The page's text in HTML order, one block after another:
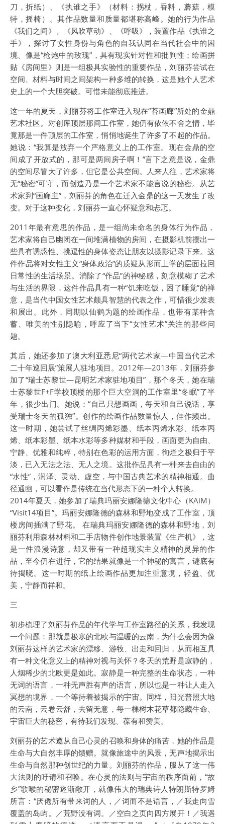
刀，折纸）、《执谁之手》（材料：拐杖，香料，蘑菇，模
特，摇椅）。其作品数量和质量都堪称高峰。她的行为作品
《我们之间》、《风吹草动》、《呼吸》，装置作品《执谁之
手》，探讨了女性身份与角色的自我认同在当代社会中的困
境、像是“枪炮中的玫瑰”，具有现实针对性和批判性；绘画拼
贴《房间里》则是一组极具实验性的重要作品，刘丽芬尝试在
空间、材料与时间之间架构一种多维的转换，这是她个人艺术
史上的一个大胆突破。可惜未能彻底推进。
这一年的夏天，刘丽芬将工作室迁入现在“苔画廊”所处的金鼎
艺术社区。对创库顶层那间工作室，她仍有依依不舍之情，毕
竟那是一件顶层的工作室，悄悄地诞生了许多了不起的作品。
她说：“我算是放弃一个严格意义上的工作室。现在金鼎的空
间成了开放式的，那可是两间房子啊！”言下之意是说，金鼎
的空间尽管大了许多，但它是公共空间。人来人往，艺术家将
无“秘密”可守，而创造乃是一个艺术家不能言说的秘密。从艺
术家到“画廊主”，刘丽芬的角色在迁入金鼎的这一天发生了改
变。对于这种变化，刘丽芬一直心怀疑意和忐忑。
2011年最有意思的作品，是一组尚未命名的身体行为作品，
艺术家将自己幽闭在一间堆满植物的房间，在摄影机前摆出一
些具有诱惑性、挑逗性的身体姿态让朋友以摄影记录下来。这
件作品将对女性主义“身体政治”的质疑从形而上学的层面拉回
日常性的生活场景。消除了“作品”的神秘感，刻意模糊了艺术
与生活的界限，这件作品具有一种“饥来吃饭，困了睡觉”的禅
意，是当代中国女性艺术颇具智慧的代表之作，可惜很少发表
和展出。此外，同期以仙鹤为题的绘画作品，也带有某种含
蓄、唯美的性别隐喻，呼应了当下“女性艺术”关注的那些问
题。
其后，她还参加了澳大利亚悉尼“两代艺术家—中国当代艺术
二十年巡回展”策展人驻地项目。2012年—2013年，刘丽芬参
加了“瑞士苏黎世—昆明艺术家驻地项目”，那个冬天，她在瑞
士苏黎世F+F学校顶楼的那个巨大空洞的工作室里“冬眠”了半
年，很少出门。她说：“自己只想画画，每天和自己说话，享
受瑞士冬天的孤独”。创作的绘画作品数量惊人，佳作频出。
这一时期，她尝试了丝绸丙烯彩墨、纸本丙烯水彩、纸本丙
烯、纸本彩墨、纸本水彩等多种媒材和手段，画面更为自由、
宁静、优雅和纯粹，特别在色彩的运用方面，徇烂之极归于平
淡，已入无法之法、无人之境。这批作品具有一种来去自由的
“水性”，润泽、灵动、虚空，与中国古典艺术的精神相通。曲
径通幽，可以看作是传统在当代形态下的一种个人转换。
2014年夏天，她参加了瑞典玛丽安娜隆德文化中心（KAiM）
“Visit14项目”。玛丽安娜隆德的森林和野地变成了工作室，顶
楼房间插满了野花。 在瑞典玛丽安娜隆德的森林和野地，刘
丽芬利用森林材料和二手店物件创作地景装置《生产机》，这
是一件浪漫诗意，却又带有一种超现实主义精神的灵异的作
品，至今仍在进行，它的结果就像是一个神秘的寓言，谜底有
待揭晓。这一时期的纸上绘画作品更加注重意境，轻盈、优
美，宁静而祥和。
三
初步梳理了刘丽芬作品的年代学与工作室路径的关系，我发现
一个问题：那就是极寒的北欧与温暖的云南，为什么会因为像
刘丽芬这样的艺术家的漂移、游牧、出走和回归，从而相互具
有一种文化意义上的精神对视与关怀？冬天的荒野是寂静的，
人烟稀少的北欧更是如此。寂静是一种完整的生命状态，一种
无词的语言，一种无声胜有声的语言，所以也是一种让人走入
冥想的境界，一个等待着被揭示的宇宙。同样，阳光普照大地
的云南，云卷云舒，去留无意，每一棵树木花草都隐藏生命、
宇宙巨大的秘密，有待我们发现、葆有和赞美。
刘丽芬的艺术遵从自己心灵的召唤和身体的痛苦，她的作品是
生命与大自然丰厚的馈赠。就像旅途中的风景，无声地揭示出
生命与自然那种创世纪的力量。刘丽芬的作品，服从了这一伟
大法则的吁请和召唤。在心灵的法则与宇宙的秩序面前，“故
乡”歌喉的秘密逐渐敞开，就像伟大的瑞典诗人特朗斯特罗姆
所言：“厌倦所有带来词的人，／词而不是语言，／我走向雪
覆盖的岛屿。／荒野没有词。／空白之页向四方展开！／我遇